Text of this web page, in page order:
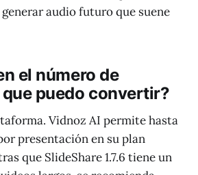
audio futuro que suene
el número de
puedo convertir?
Vidnoz AI permite hasta
presentación en su plan
que SlideShare 1.7.6 tiene un